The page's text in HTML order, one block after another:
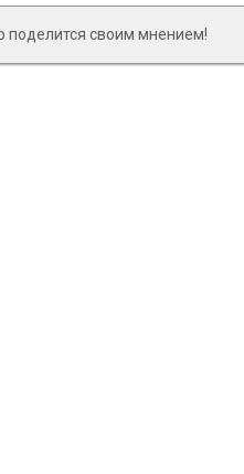
поделится своим мнением!